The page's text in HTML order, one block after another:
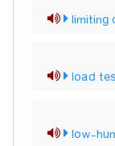
limiting
load
low-